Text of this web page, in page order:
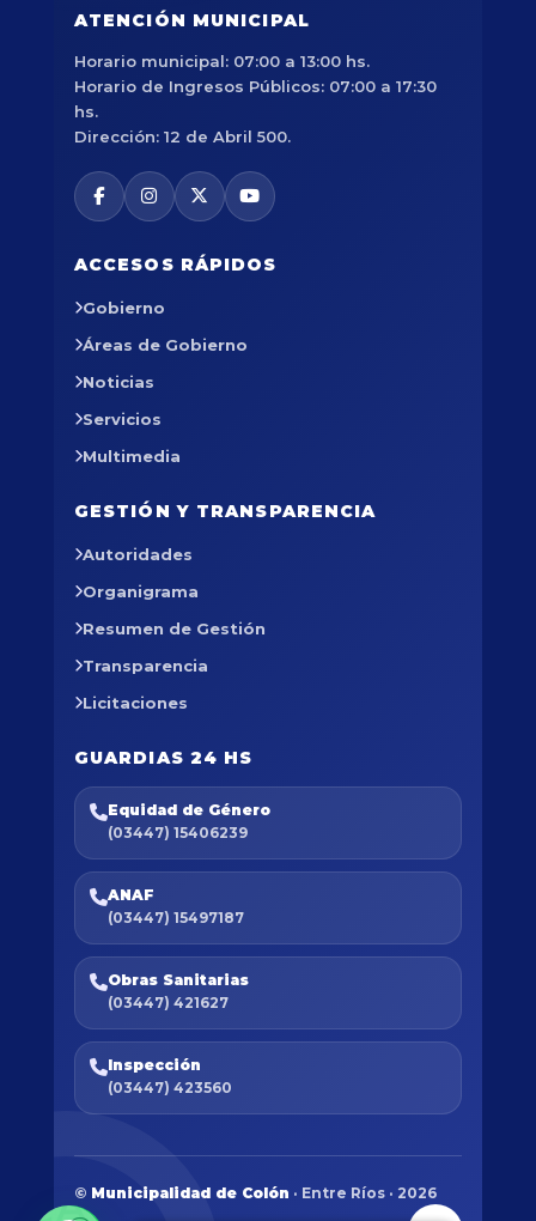
ATENCIÓN MUNICIPAL
Horario municipal: 07:00 a 13:00 hs.
Horario de Ingresos Públicos: 07:00 a 17:30
hs.
Dirección: 12 de Abril 500.
ACCESOS RÁPIDOS
Gobierno
Áreas de Gobierno
Noticias
Servicios
Multimedia
GESTIÓN Y TRANSPARENCIA
Autoridades
Organigrama
Resumen de Gestión
Transparencia
Licitaciones
GUARDIAS 24 HS
Equidad de Género
(03447) 15406239
ANAF
(03447) 15497187
Obras Sanitarias
(03447) 421627
Inspección
(03447) 423560
© Municipalidad de Colón · Entre Ríos · 2026